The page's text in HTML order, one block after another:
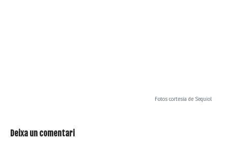
Fotos cortesía de Sequiol
Deixa un comentari